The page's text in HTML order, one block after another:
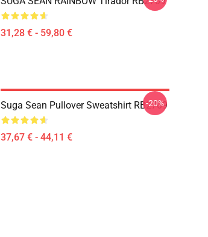
31,28 € - 59,80 €
Suga Sean Pullover Sweatshirt RB2709
37,67 € - 44,11 €
-20%